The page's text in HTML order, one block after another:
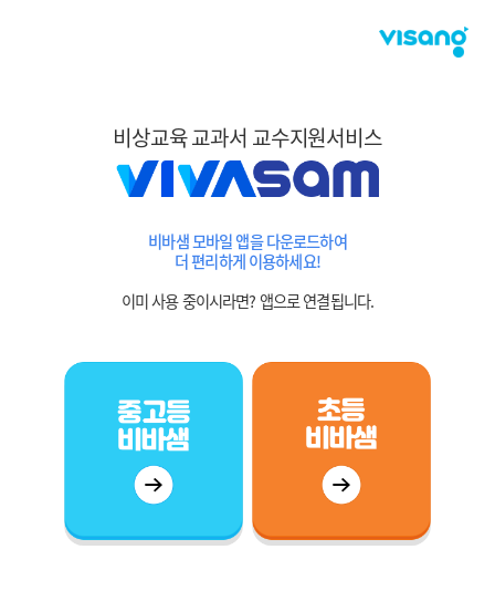
비상교육 교과서 교수지원서비스
비바샘 모바일 앱을 다운로드하여
더 편리하게 이용하세요!
이미 사용 중이시라면? 앱으로 연결됩니다.